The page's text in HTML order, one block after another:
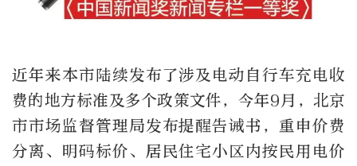
近年来本市陆续发布了涉及电动自行车充电收
费的地方标准及多个政策文件，今年9月，北京
市市场监督管理局发布提醒告诫书，重申价费
分离、明码标价、居民住宅小区内按民用电价